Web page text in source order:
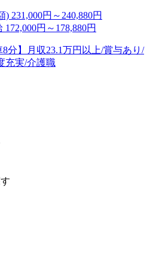
) 231,000円～240,880円
172,000円～178,880円
8分】月収23.1万円以上/賞与あり/
充実/介護職